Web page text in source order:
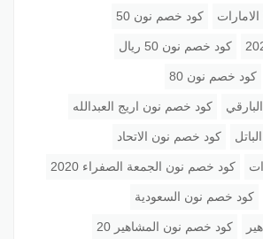
كود خصم نون 50
كود خصم نون 50 ريال
كود خصم نون 80
كود خصم نون اريج العبدالله
كود خصم نون الاتحاد
كود خصم نون الجمعة الصفراء 2020
كود خصم نون السعودية
كود خصم نون المشاهير 20